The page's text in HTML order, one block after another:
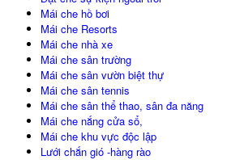
Mái che hồ bơi
Mái che Resorts
Mái che nhà xe
Mái che sân trường
Mái che sân vườn biệt thự
Mái che sân tennis
Mái che sân thể thao, sân đa năng
Mái che nắng cửa sổ,
Mái che khu vực độc lập
Lưới chắn gió -hàng rào